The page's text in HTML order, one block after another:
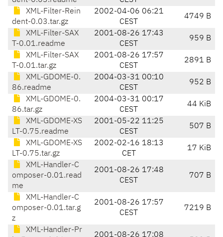
XML-Filter-Rein
dent-0.03.tar.gz
2002-04-06 06:21
CEST
4749 B
XML-Filter-SAX
T-0.01.readme
2001-08-26 17:43
CEST
959 B
XML-Filter-SAX
T-0.01.tar.gz
2001-08-26 17:57
CEST
2891 B
XML-GDOME-0.
86.readme
2004-03-31 00:10
CEST
952 B
XML-GDOME-0.
86.tar.gz
2004-03-31 00:17
CEST
44 KiB
XML-GDOME-XS
LT-0.75.readme
2001-05-22 11:25
CEST
507 B
XML-GDOME-XS
LT-0.75.tar.gz
2002-02-16 18:13
CET
17 KiB
XML-Handler-C
omposer-0.01.read
me
2001-08-26 17:48
CEST
707 B
XML-Handler-C
omposer-0.01.tar.g
z
2001-08-26 17:57
CEST
7219 B
XML-Handler-Pr
2001-08-26 17:08